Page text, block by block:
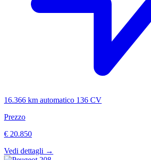
16.366 km automatico 136 CV
Prezzo
€ 20.850
Vedi dettagli →